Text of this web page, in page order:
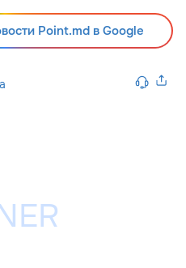
Point.md в Google